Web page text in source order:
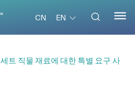
CN EN  
트 직물 재료에 대한 특별 요구 사